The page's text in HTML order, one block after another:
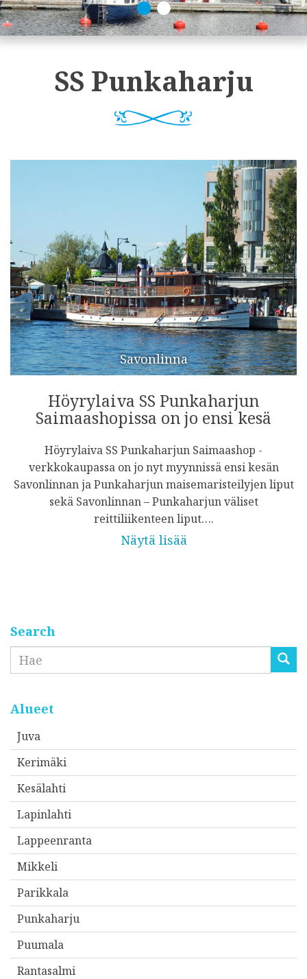
SS Punkaharju
Savonlinna
Höyrylaiva SS Punkaharjun
Saimaashopissa on jo ensi kesä
Höyrylaiva SS Punkaharjun Saimaashop -
verkkokaupassa on jo nyt myynnissä ensi kesän
Savonlinnan ja Punkaharjun maisemaristeilyjen liput
sekä Savonlinnan – Punkaharjun väliset
reittiliikenteen liput….
Näytä lisää
Search
Etsi
Alueet
Juva
Kerimäki
Kesälahti
Lapinlahti
Lappeenranta
Mikkeli
Parikkala
Punkaharju
Puumala
Rantasalmi